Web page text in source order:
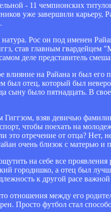
- 11 чемпионских
уже завершили
натура. Рос он под именен
став главным
деле представитель
влияние на Райана и был
отец, который был
сыну было пятнадцать. В
Гиггзом, взяв девичью
чтобы поехать на
это отречение от отца? Нет,
очень близок с матерью и
на себе все
городишко, а отец был
к другой расе
отношения между его
Просто футбол стал